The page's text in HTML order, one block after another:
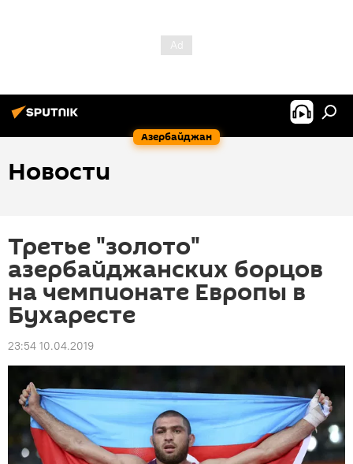
Азербайджан
Новости
Третье "золото"
азербайджанских борцов
на чемпионате Европы в
Бухаресте
23:54 10.04.2019